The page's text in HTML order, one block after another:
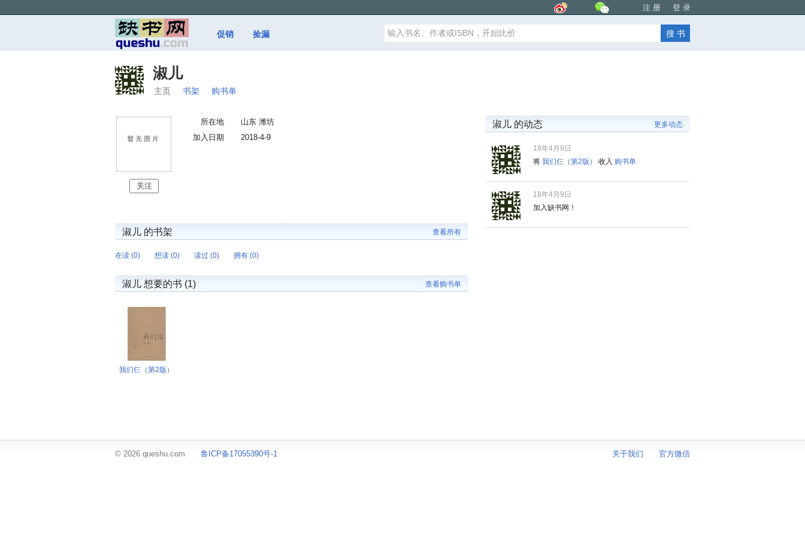
注 册 登 录
促销 捡漏
淑儿
主页 书架 购书单
关注
所在地
山东 潍坊
加入日期
2018-4-9
淑儿 的书架 查看所有
在读 (0) 想读 (0) 读过 (0) 拥有 (0)
淑儿 想要的书 (1) 查看购书单
我们仨（第2版）
淑儿 的动态 更多动态
18年4月9日
将 我们仨（第2版） 收入 购书单
18年4月9日
加入缺书网！
© 2026 queshu.com 鲁ICP备17055390号-1 关于我们 官方微信